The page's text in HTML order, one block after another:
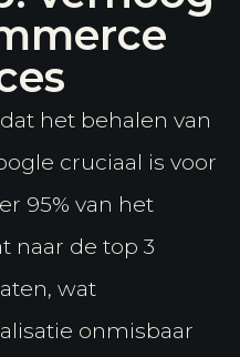
het behalen van
cruciaal is voor
95% van het
naar de top 3
wat
onmisbaar